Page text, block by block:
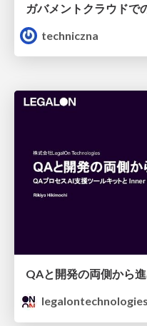
ガバメントクラウドで
techniczna
legalontechnologies